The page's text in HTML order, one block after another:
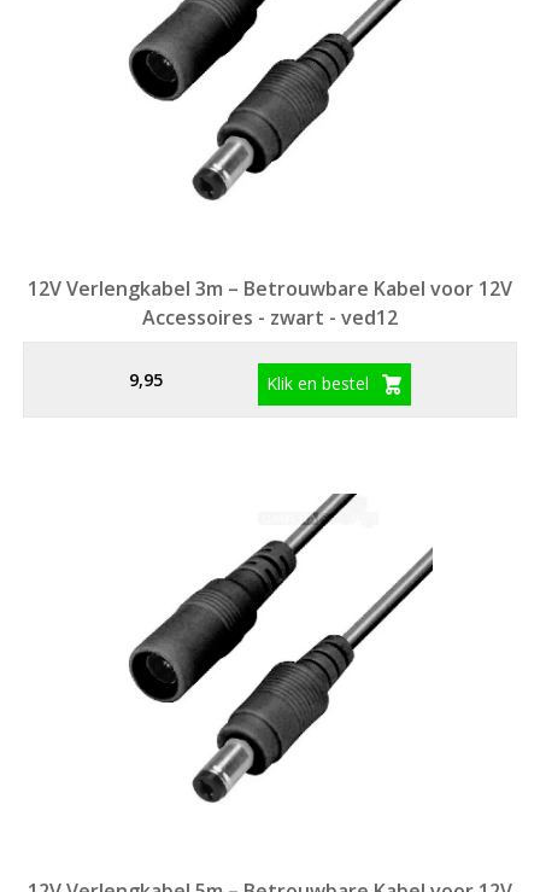
12V Verlengkabel 3m – Betrouwbare Kabel voor 12V
Accessoires - zwart - ved12
9,95 Klik en bestel